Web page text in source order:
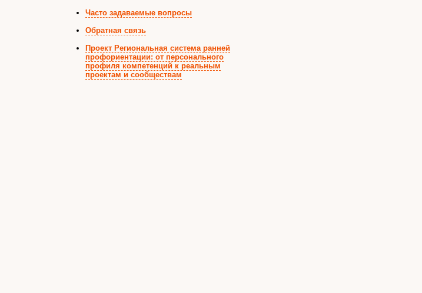
Часто задаваемые вопросы
Обратная связь
Проект Региональная система ранней
профориентации: от персонального
профиля компетенций к реальным
проектам и сообществам